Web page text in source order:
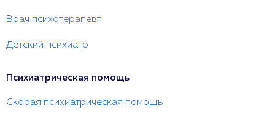
Врач психотерапевт
Детский психиатр
Психиатрическая помощь
Скорая психиатрическая помощь